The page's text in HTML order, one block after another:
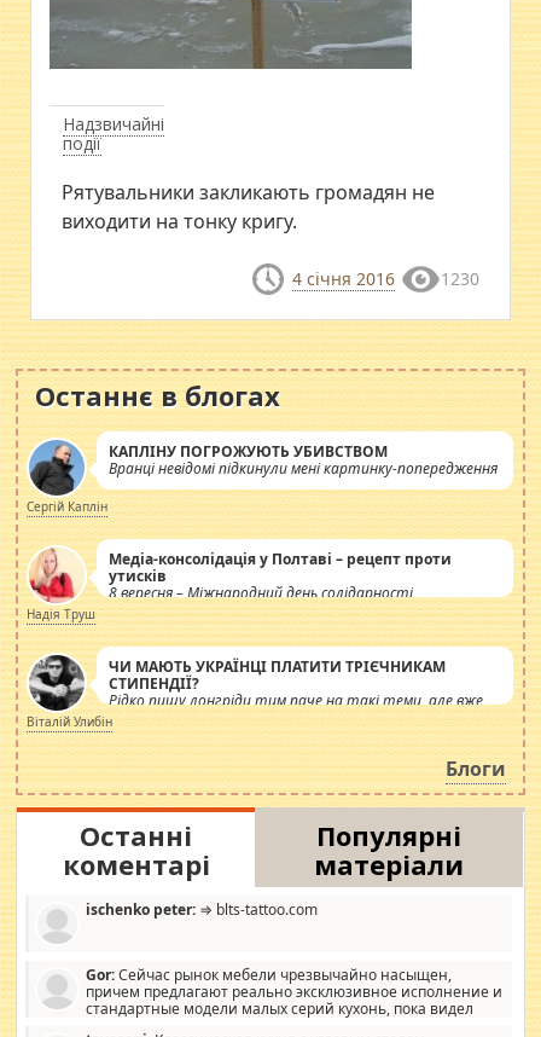
Надзвичайні
події
Рятувальники закликають громадян не
виходити на тонку кригу.
4 січня 2016 1230
Останнє в блогах
КАПЛІНУ ПОГРОЖУЮТЬ УБИВСТВОМ
Вранці невідомі підкинули мені картинку-попередження
Сергій Каплін
Медіа-консолідація у Полтаві – рецепт проти
утисків
8 вересня – Міжнародний день солідарності
журналістів.
Надія Труш
ЧИ МАЮТЬ УКРАЇНЦІ ПЛАТИТИ ТРІЄЧНИКАМ
СТИПЕНДІЇ?
Рідко пишу лонгріди тим паче на такі теми, але вже
просто дістало! Обурюють сьогоднішні інсенуації
навколо стипендіального питання. Штучно
роздувається ще одна соціальна катастрофа.
Віталій Улибін
Блоги
Останні
коментарі
Популярні
матеріали
ischenko peter: ⇒ blts-tattoo.com
Gor:Сейчас рынок мебели чрезвычайно насыщен,
причем предлагают реально эксклюзивное исполнение и
стандартные модели малых серий кухонь, пока видел